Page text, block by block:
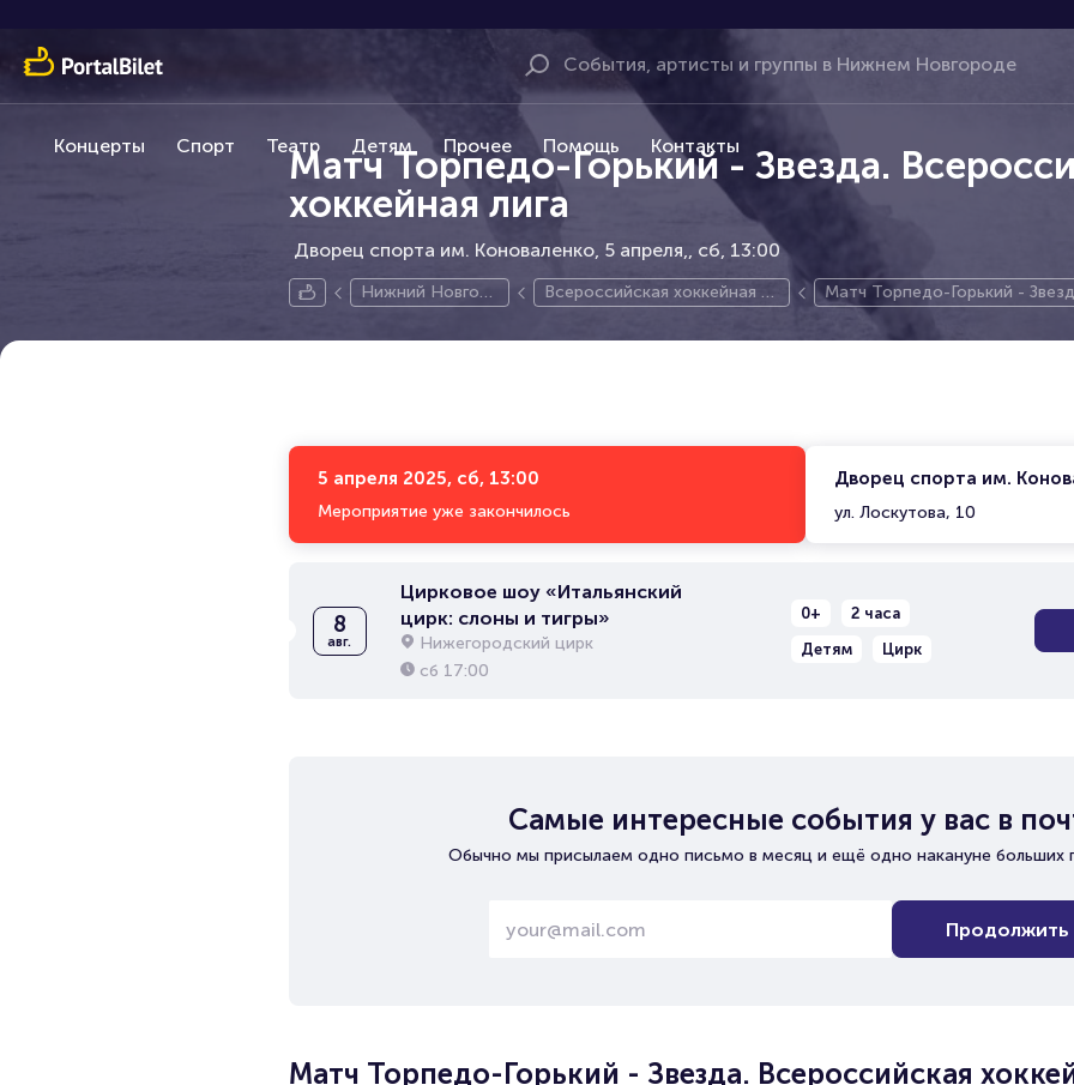
Концерты Спорт Театр Детям Прочее Помощь Контакты
Матч Торпедо-Горький - Звезда.
хоккейная лига
Дворец спорта им. Коноваленко, 5 апреля, сб, 13:00
Нижний Новгор
Всероссийская хоккейная л
Матч Торпедо-Горький -
5 апреля 2025, сб, 13:00
Мероприятие уже закончилось
Дворец спорта им.
ул. Лоскутова, 10
8
авг.
Цирковое шоу «Итальянский
цирк: слоны и тигры»
Нижегородский цирк
сб 17:00
0+
2 часа
Детям
Цирк
Самые интересные события у вас в
Обычно мы присылаем одно письмо в месяц и ещё одно накануне больших
Продолжить
Матч Торпедо-Горький - Звезда. Всероссийская